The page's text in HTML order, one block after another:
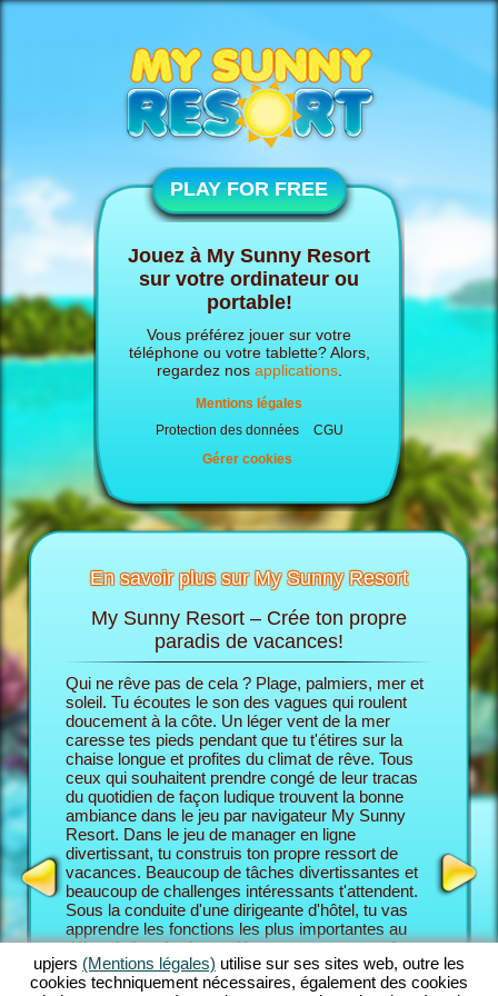
PLAY FOR FREE
Jouez à My Sunny Resort
sur votre ordinateur ou
portable!
Vous préférez jouer sur votre
téléphone ou votre tablette? Alors,
regardez nos applications.
Mentions légales
Protection des données
CGU
Gérer cookies
En savoir plus sur My Sunny Resort
My Sunny Resort – Crée ton propre
paradis de vacances!
Qui ne rêve pas de cela ? Plage, palmiers, mer et
soleil. Tu écoutes le son des vagues qui roulent
doucement à la côte. Un léger vent de la mer
caresse tes pieds pendant que tu t'étires sur la
chaise longue et profites du climat de rêve. Tous
ceux qui souhaitent prendre congé de leur tracas
du quotidien de façon ludique trouvent la bonne
ambiance dans le jeu par navigateur My Sunny
Resort. Dans le jeu de manager en ligne
divertissant, tu construis ton propre ressort de
vacances. Beaucoup de tâches divertissantes et
beaucoup de challenges intéressants t'attendent.
Sous la conduite d'une dirigeante d'hôtel, tu vas
apprendre les fonctions les plus importantes au
début du jeu. Après, tu démarres ton propre rêve
de vacances. Tu construis ton ressort de place
individuellement conçu. Bien sûr, tu as des
Dans
son
partir
En fin
pour
Resort,
En tant
Resort,
upjers (Mentions légales) utilise sur ses sites web, outre les
cookies techniquement nécessaires, également des cookies